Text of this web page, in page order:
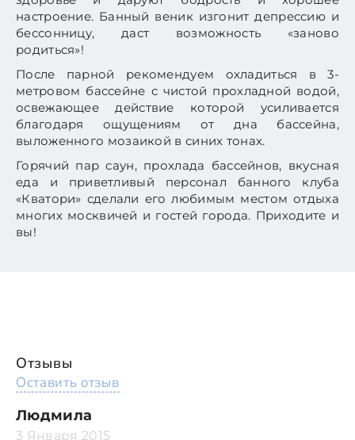
настроение. Банный веник изгонит депрессию и
бессонницу, даст возможность «заново
родиться»!
После парной рекомендуем охладиться в 3-
метровом бассейне с чистой прохладной водой,
освежающее действие которой усиливается
благодаря ощущениям от дна бассейна,
выложенного мозаикой в синих тонах.
Горячий пар саун, прохлада бассейнов, вкусная
еда и приветливый персонал банного клуба
«Кватори» сделали его любимым местом отдыха
многих москвичей и гостей города. Приходите и
вы!
Отзывы
Оставить отзыв
Людмила
3 Января 2015